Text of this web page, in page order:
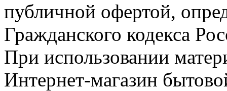
публичной офертой,
Гражданского кодекса
При использовании
Интернет-магазин